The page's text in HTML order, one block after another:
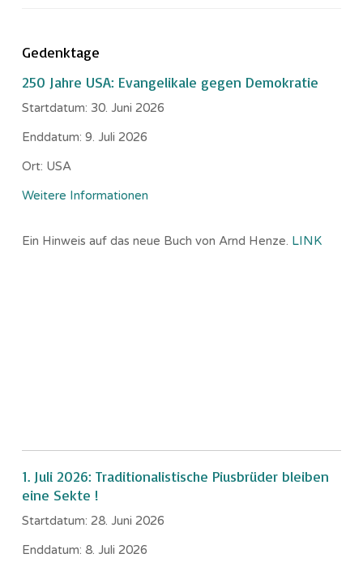
Gedenktage
250 Jahre USA: Evangelikale gegen Demokratie
Startdatum: 30. Juni 2026
Enddatum: 9. Juli 2026
Ort: USA
Weitere Informationen
Ein Hinweis auf das neue Buch von Arnd Henze. LINK
1. Juli 2026: Traditionalistische Piusbrüder bleiben
eine Sekte !
Startdatum: 28. Juni 2026
Enddatum: 8. Juli 2026